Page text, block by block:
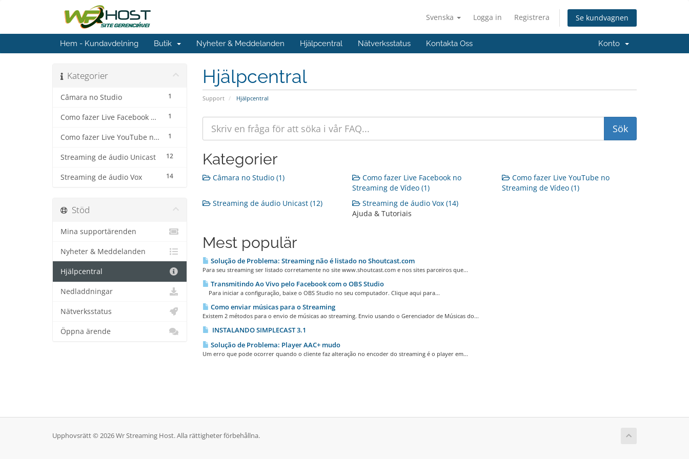
Svenska Logga in Registrera Se kundvagnen
Hem - Kundavdelning Butik Nyheter & Meddelanden Hjälpcentral Nätverksstatus Kontakta Oss Konto
Hjälpcentral
Support Hjälpcentral
Kategorier
1
Câmara no Studio
1
Como fazer Live Facebook no Streaming de Vídeo
1
Como fazer Live YouTube no Streaming de Vídeo
12
Streaming de áudio Unicast
14
Streaming de áudio Vox
Kategorier
Câmara no Studio (1)
Como fazer Live Facebook no
Streaming de Vídeo (1)
Como fazer Live YouTube no
Streaming de Vídeo (1)
Streaming de áudio Unicast (12)
Streaming de áudio Vox (14)
Ajuda & Tutoriais
Mest populär
Solução de Problema: Streaming não é listado no Shoutcast.com
Para seu streaming ser listado corretamente no site www.shoutcast.com e nos sites parceiros que...
Transmitindo Ao Vivo pelo Facebook com o OBS Studio
Para iniciar a configuração, baixe o OBS Studio no seu computador. Clique aqui para...
Como enviar músicas para o Streaming
Existem 2 métodos para o envio de músicas ao streaming. Envio usando o Gerenciador de Músicas do...
INSTALANDO SIMPLECAST 3.1
Solução de Problema: Player AAC+ mudo
Um erro que pode ocorrer quando o cliente faz alteração no encoder do streaming é o player em...
Stöd
Mina supportärenden
Nyheter & Meddelanden
Hjälpcentral
Nedladdningar
Nätverksstatus
Öppna ärende
Upphovsrätt © 2026 Wr Streaming Host. Alla rättigheter förbehållna.